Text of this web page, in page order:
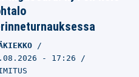
- 17:26